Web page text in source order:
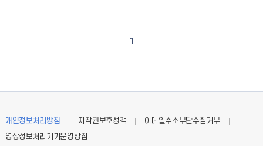
수
1
개인정보처리방침 저작권보호정책
이메일주소무단수집거부
영상정보처리기기운영방침